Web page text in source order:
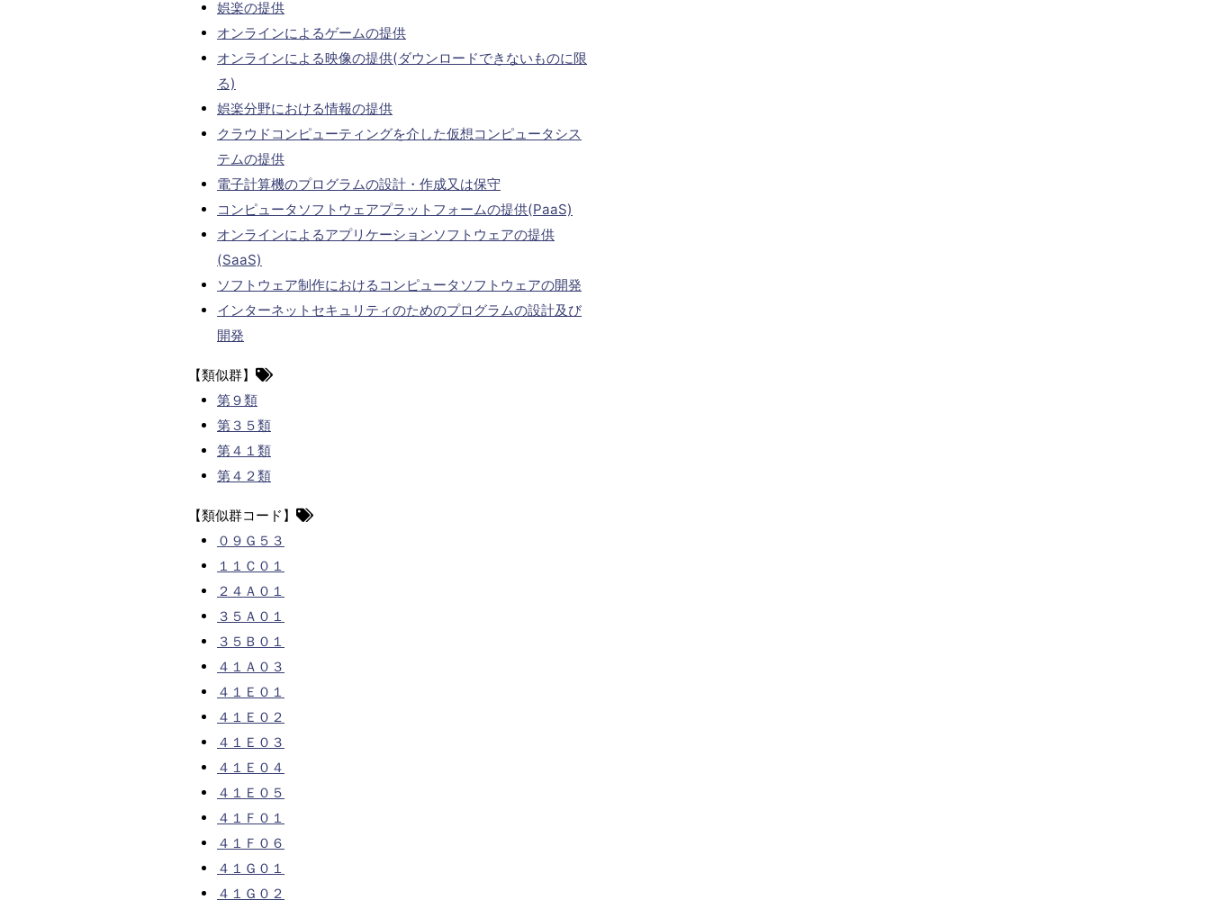
娯楽の提供
オンラインによるゲームの提供
オンラインによる映像の提供(ダウンロードできないものに限
る)
娯楽分野における情報の提供
クラウドコンピューティングを介した仮想コンピュータシス
テムの提供
電子計算機のプログラムの設計・作成又は保守
コンピュータソフトウェアプラットフォームの提供(PaaS)
オンラインによるアプリケーションソフトウェアの提供
(SaaS)
ソフトウェア制作におけるコンピュータソフトウェアの開発
インターネットセキュリティのためのプログラムの設計及び
開発
【類似群】
第９類
第３５類
第４１類
第４２類
【類似群コード】
０９Ｇ５３
１１Ｃ０１
２４Ａ０１
３５Ａ０１
３５Ｂ０１
４１Ａ０３
４１Ｅ０１
４１Ｅ０２
４１Ｅ０３
４１Ｅ０４
４１Ｅ０５
４１Ｆ０１
４１Ｆ０６
４１Ｇ０１
４１Ｇ０２